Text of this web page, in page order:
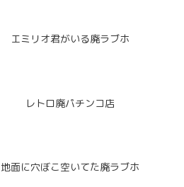
エミリオ君がいる廃ラブホ
レトロ廃パチンコ店
地面に穴ぼこ空いてた廃ラブホ